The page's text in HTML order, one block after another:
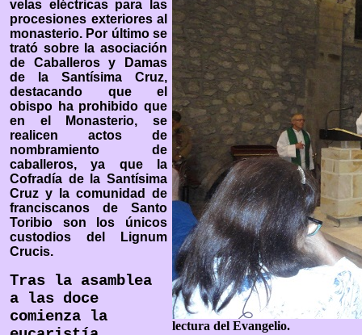
velas eléctricas para las
procesiones exteriores al
monasterio. Por último se
trató sobre la asociación
de Caballeros y Damas
de la Santísima Cruz,
destacando que el
obispo ha prohibido que
en el Monasterio, se
realicen actos de
nombramiento de
caballeros, ya que la
Cofradía de la Santísima
Cruz y la comunidad de
franciscanos de Santo
Toribio son los únicos
custodios del Lignum
Crucis.
Tras la asamblea
a las doce
comienza la
lectura del Evangelio.